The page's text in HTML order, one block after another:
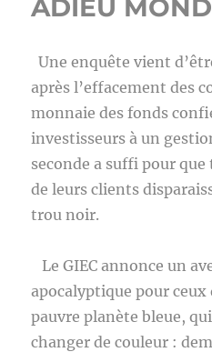
ADIEU
Une enquête vient
après l’effacement des
monnaie des fonds
investisseurs à un
seconde a suffi pour
de leurs clients
trou noir.
Le GIEC annonce un
apocalyptique pour
pauvre planète bleue,
changer de couleur :